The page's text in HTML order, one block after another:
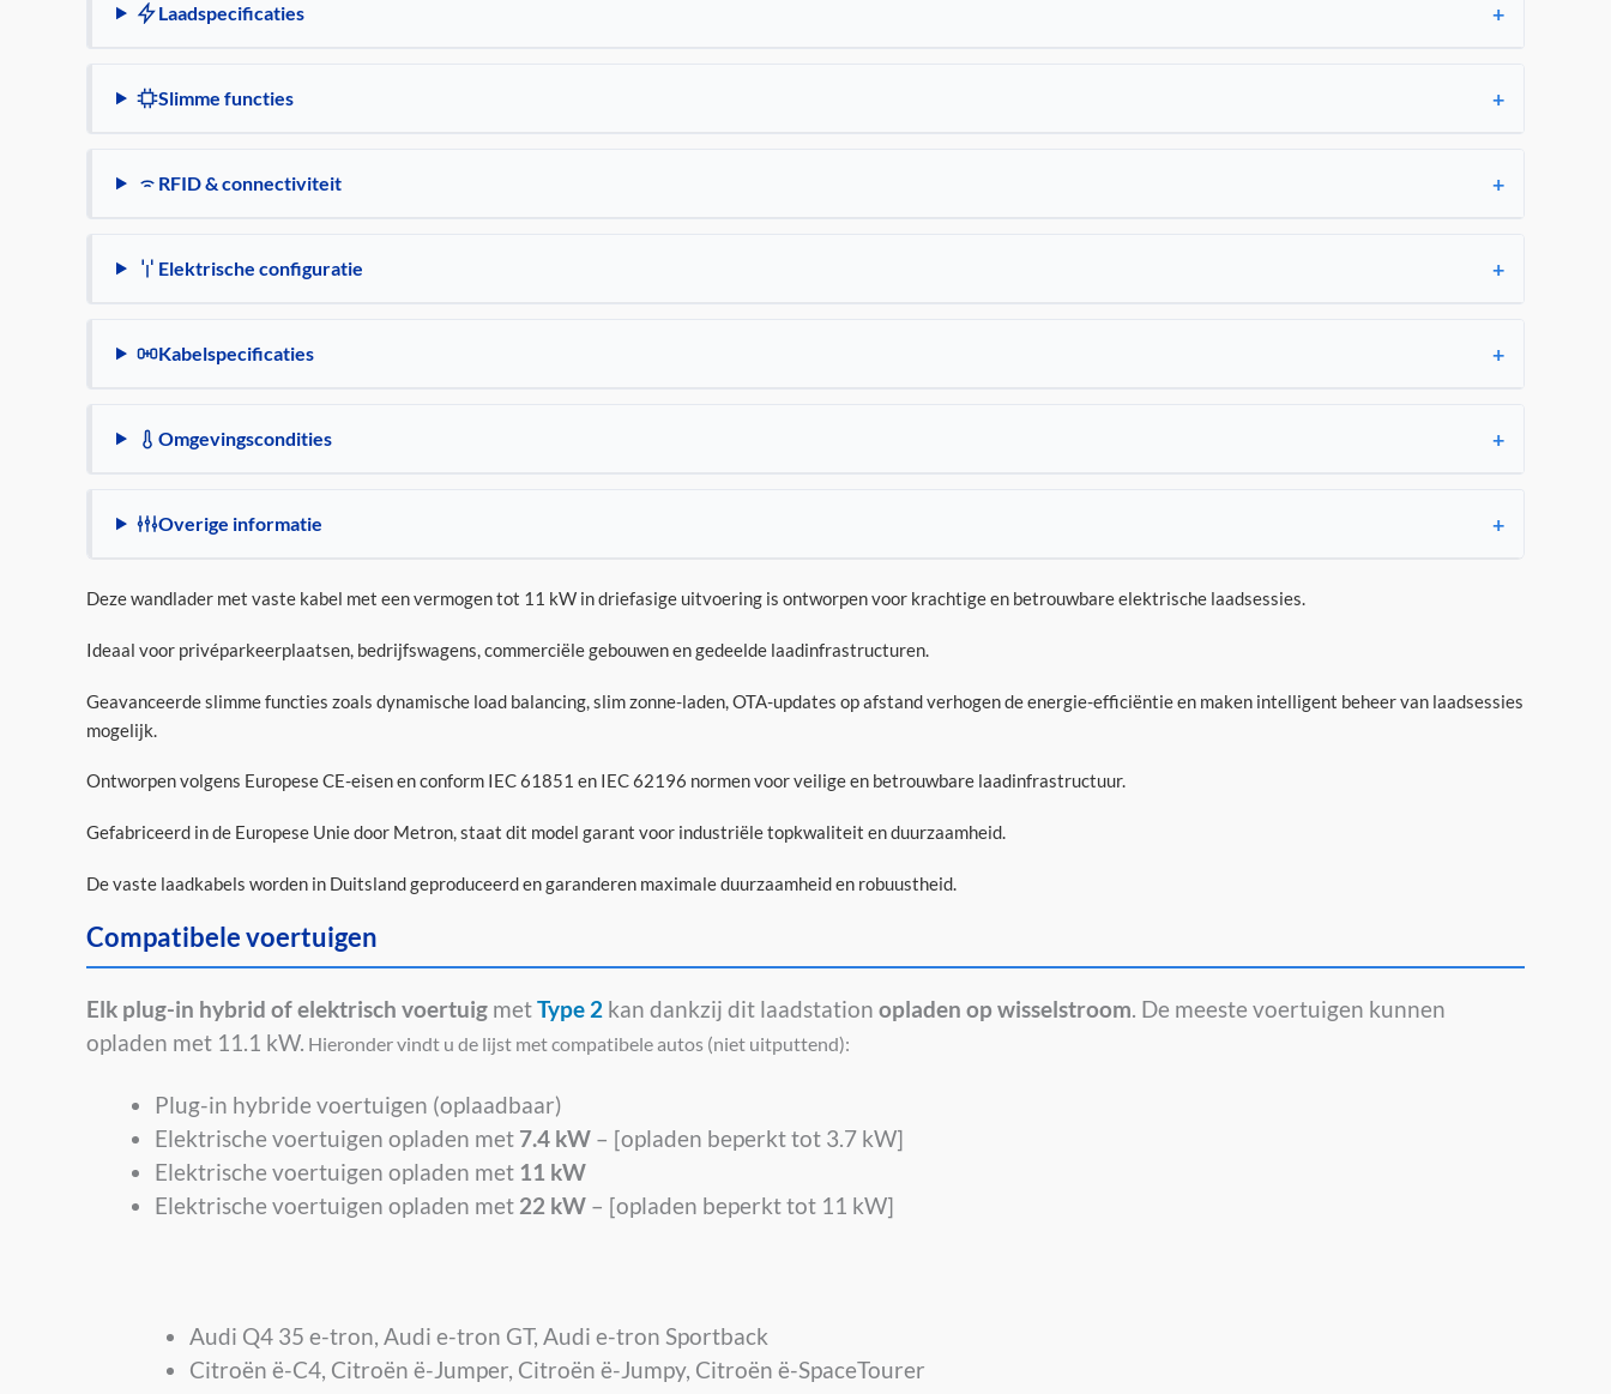
Laadspecificaties
Slimme functies
RFID & connectiviteit
Elektrische configuratie
Kabelspecificaties
Omgevingscondities
Overige informatie
Deze wandlader met vaste kabel met een vermogen tot 11 kW in driefasige uitvoering is ontworpen voor krachtige en betrouwbare elektrische laadsessies.
Ideaal voor privéparkeerplaatsen, bedrijfswagens, commerciële gebouwen en gedeelde laadinfrastructuren.
Geavanceerde slimme functies zoals dynamische load balancing, slim zonne-laden, OTA-updates op afstand verhogen de energie-efficiëntie en maken intelligent beheer van laadsessies
mogelijk.
Ontworpen volgens Europese CE-eisen en conform IEC 61851 en IEC 62196 normen voor veilige en betrouwbare laadinfrastructuur.
Gefabriceerd in de Europese Unie door Metron, staat dit model garant voor industriële topkwaliteit en duurzaamheid.
De vaste laadkabels worden in Duitsland geproduceerd en garanderen maximale duurzaamheid en robuustheid.
Compatibele voertuigen
Elk plug-in hybrid of elektrisch voertuig metType 2 kan dankzij dit laadstation opladen op wisselstroom . De meeste voertuigen kunnen
opladen met 11.1 kW. Hieronder vindt u de lijst met compatibele autos (niet uitputtend):
Plug-in hybride voertuigen (oplaadbaar)
Elektrische voertuigen opladen met 7.4 kW – [opladen beperkt tot 3.7 kW]
Elektrische voertuigen opladen met 11 kW
Elektrische voertuigen opladen met 22 kW – [opladen beperkt tot 11 kW]
Audi Q4 35 e-tron, Audi e-tron GT, Audi e-tron Sportback
Citroën ë-C4, Citroën ë-Jumper, Citroën ë-Jumpy, Citroën ë-SpaceTourer